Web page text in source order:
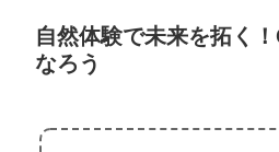
自然体験で未来を拓く
なろう